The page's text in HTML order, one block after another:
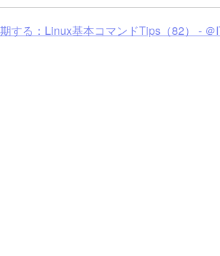
する：Linux基本コマンドTips（82） - ＠